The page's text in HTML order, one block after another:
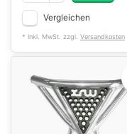
Vergleichen
* Inkl. MwSt. zzgl. Versandkosten